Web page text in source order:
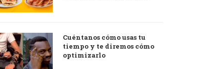
Cuéntanos cómo usas tu
tiempo y te diremos cómo
optimizarlo